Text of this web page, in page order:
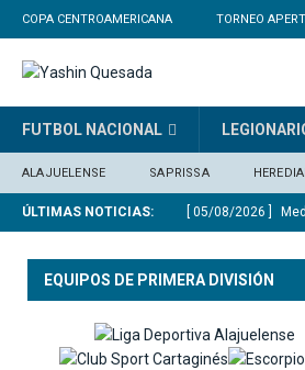
COPA CENTROAMERICANA TORNEO
FUTBOL NACIONAL
ALAJUELENSE SAPRISSA
ÚLTIMAS NOTICIAS: [ 05/08/2026 ]
[ 05/08/2026 ]
[ 04/08/2026 ]
EQUIPOS DE PRIMERA DIVISIÓN